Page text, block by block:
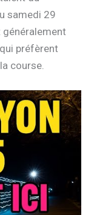
samedi 29
généralement
préfèrent
course.